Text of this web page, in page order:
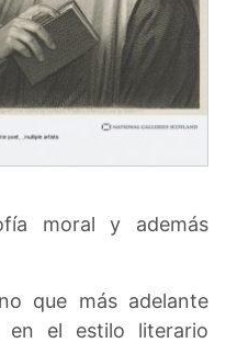
moral y además
que más adelante
en el estilo literario